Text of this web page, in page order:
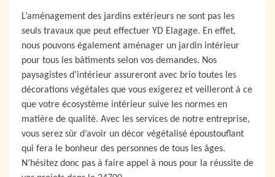
L’aménagement des jardins extérieurs ne sont pas les
seuls travaux que peut effectuer YD Elagage. En effet,
nous pouvons également aménager un jardin intérieur
pour tous les bâtiments selon vos demandes. Nos
paysagistes d’intérieur assureront avec brio toutes les
décorations végétales que vous exigerez et veilleront à ce
que votre écosystème intérieur suive les normes en
matière de qualité. Avec les services de notre entreprise,
vous serez sûr d’avoir un décor végétalisé époustouflant
qui fera le bonheur des personnes de tous les âges.
N’hésitez donc pas à faire appel à nous pour la réussite de